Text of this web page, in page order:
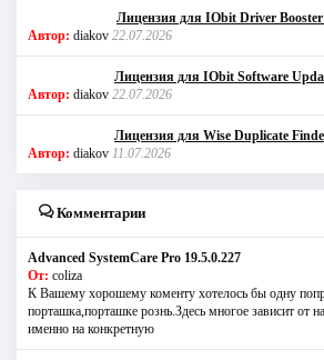
Лицензия для IObit Driver Booster
Автор: diakov 22.07.2026
Лицензия для IObit Software
Автор: diakov 22.07.2026
Лицензия для Wise Duplicate
Автор: diakov 11.07.2026
Комментарии
Advanced SystemCare Pro 19.5.0.227
От: coliza
К Вашему хорошему коменту хотелось бы одну
порташка,порташке рознь.Здесь многое зависит от
именно на конкретную